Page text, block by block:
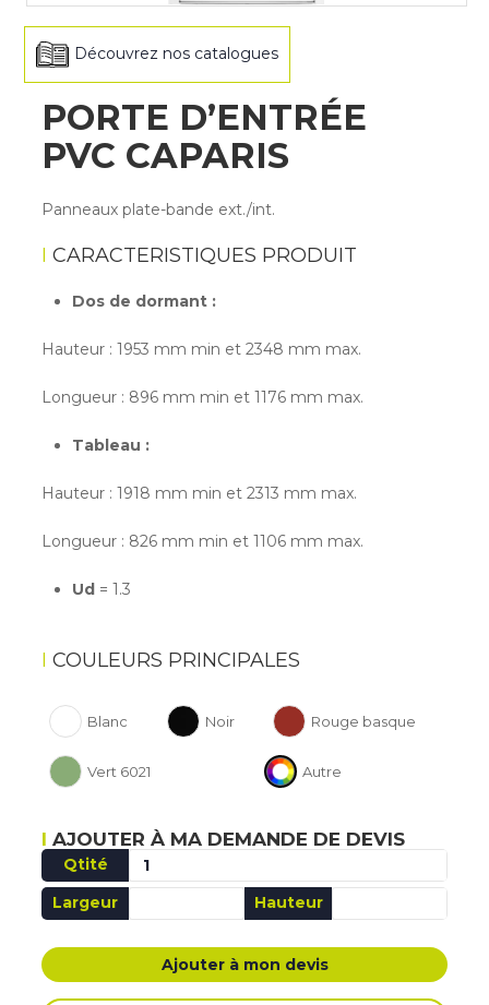
Découvrez nos catalogues
PORTE D’ENTRÉE
PVC CAPARIS
Panneaux plate-bande ext./int.
CARACTERISTIQUES PRODUIT
Dos de dormant :
Hauteur : 1953 mm min et 2348 mm max.
Longueur : 896 mm min et 1176 mm max.
Tableau :
Hauteur : 1918 mm min et 2313 mm max.
Longueur : 826 mm min et 1106 mm max.
Ud = 1.3
COULEURS PRINCIPALES
Blanc Noir Rouge basque
Vert 6021 Autre
AJOUTER À MA DEMANDE DE DEVIS
Qtité
Largeur
Hauteur
Ajouter à mon devis